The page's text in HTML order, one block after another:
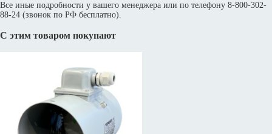
Все иные подробности у вашего менеджера или по телефону 8-800-302-
88-24 (звонок по РФ бесплатно).
С этим товаром покупают